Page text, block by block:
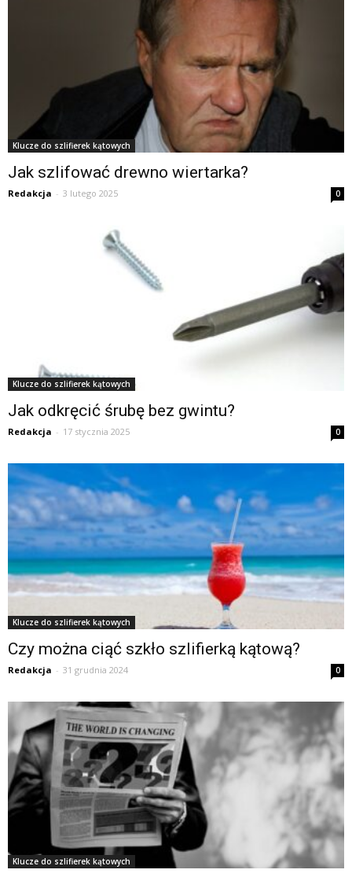
Klucze do szlifierek kątowych
Jak szlifować drewno wiertarka?
Redakcja - 3 lutego 2025 0
Klucze do szlifierek kątowych
Jak odkręcić śrubę bez gwintu?
Redakcja - 17 stycznia 2025 0
Klucze do szlifierek kątowych
Czy można ciąć szkło szlifierką kątową?
Redakcja - 31 grudnia 2024 0
Klucze do szlifierek kątowych